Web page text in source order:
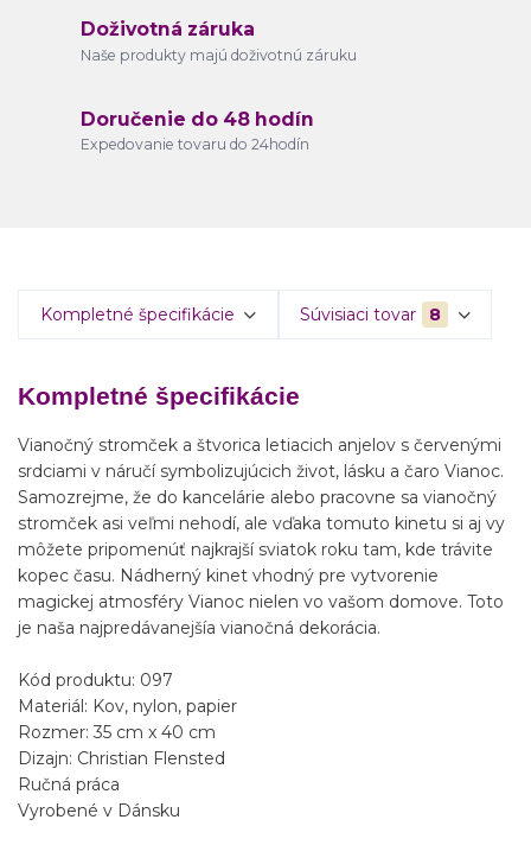
Doživotná záruka
Naše produkty majú doživotnú záruku
Doručenie do 48 hodín
Expedovanie tovaru do 24hodín
Kompletné špecifikácie Súvisiaci tovar 8
Kompletné špecifikácie
Vianočný stromček a štvorica letiacich anjelov s červenými
srdciami v náručí symbolizujúcich život, lásku a čaro Vianoc.
Samozrejme, že do kancelárie alebo pracovne sa vianočný
stromček asi veľmi nehodí, ale vďaka tomuto kinetu si aj vy
môžete pripomenúť najkrajší sviatok roku tam, kde trávite
kopec času. Nádherný kinet vhodný pre vytvorenie
magickej atmosféry Vianoc nielen vo vašom domove. Toto
je naša najpredávanejšía vianočná dekorácia.
Kód produktu: 097
Materiál: Kov, nylon, papier
Rozmer: 35 cm x 40 cm
Dizajn: Christian Flensted
Ručná práca
Vyrobené v Dánsku